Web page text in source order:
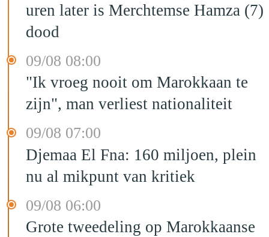
uren later is Merchtemse Hamza (7)
dood
09/08 08:00
"Ik vroeg nooit om Marokkaan te
zijn", man verliest nationaliteit
09/08 07:00
Djemaa El Fna: 160 miljoen, plein
nu al mikpunt van kritiek
09/08 06:00
Grote tweedeling op Marokkaanse